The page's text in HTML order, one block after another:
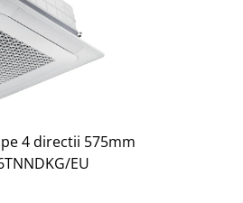
4 directii 575mm
EU